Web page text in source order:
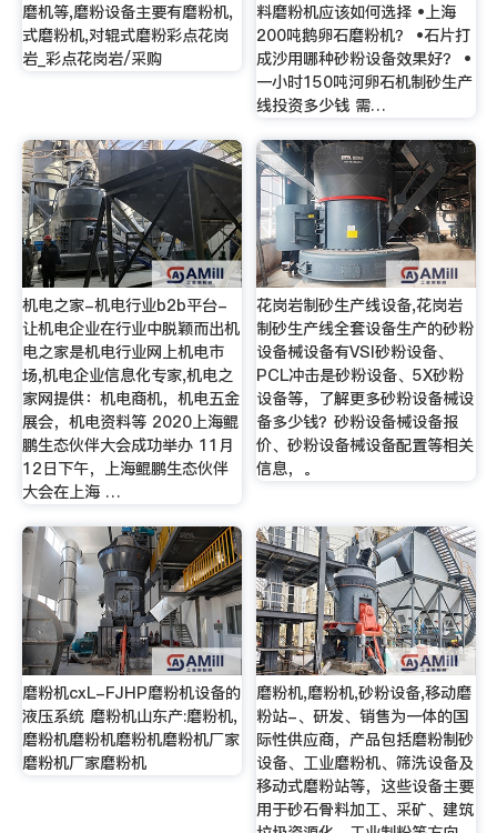
磨机等,磨粉设备主要有磨粉机,
式磨粉机,对辊式磨粉彩点花岗
岩_彩点花岗岩/采购
料磨粉机应该如何选择 •上海
200吨鹅卵石磨粉机？ •石片打
成沙用哪种砂粉设备效果好？ •
一小时150吨河卵石机制砂生产
线投资多少钱 需…
机电之家-机电行业b2b平台-
让机电企业在行业中脱颖而出机
电之家是机电行业网上机电市
场,机电企业信息化专家,机电之
家网提供：机电商机，机电五金
展会，机电资料等 2020上海鲲
鹏生态伙伴大会成功举办 11月
12日下午，上海鲲鹏生态伙伴
大会在上海 …
花岗岩制砂生产线设备,花岗岩
制砂生产线全套设备生产的砂粉
设备械设备有VSI砂粉设备、
PCL冲击是砂粉设备、5X砂粉
设备等，了解更多砂粉设备械设
备多少钱？砂粉设备械设备报
价、砂粉设备械设备配置等相关
信息，。
磨粉机cxL-FJHP磨粉机设备的
液压系统 磨粉机山东产:磨粉机,
磨粉机磨粉机磨粉机磨粉机厂家
磨粉机厂家磨粉机
磨粉机,磨粉机,砂粉设备,移动磨
粉站-、研发、销售为一体的国
际性供应商，产品包括磨粉制砂
设备、工业磨粉机、筛洗设备及
移动式磨粉站等，这些设备主要
用于砂石骨料加工、采矿、建筑